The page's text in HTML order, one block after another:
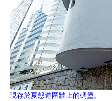
現存於夏愨道圍牆上的碉堡。